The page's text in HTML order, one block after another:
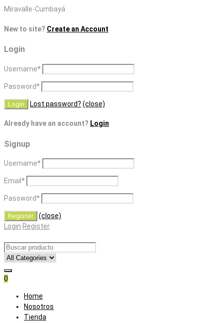
Skip
content
Miravalle-Cumbayá
New to site? Create an Account
Login
Username*
Password*
Lost password? (close)
Already have an account? Login
Signup
Username*
Email *
Password*
(close)
Login Register
0
Skip
content
Home
Nosotros
Tienda